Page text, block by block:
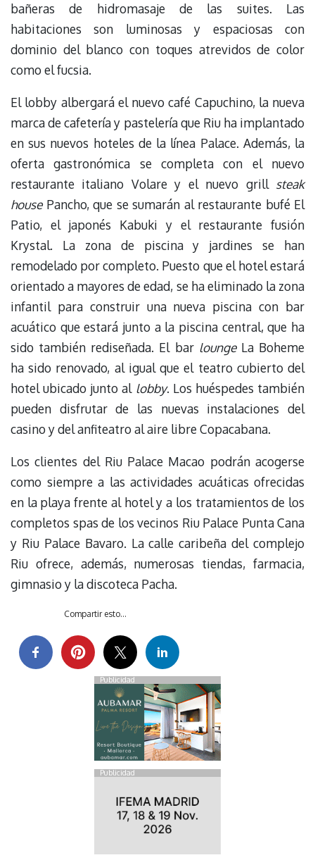
bañeras de hidromasaje de las suites. Las
habitaciones son luminosas y espaciosas con
dominio del blanco con toques atrevidos de color
como el fucsia.
El lobby albergará el nuevo café Capuchino, la nueva
marca de cafetería y pastelería que Riu ha implantado
en sus nuevos hoteles de la línea Palace. Además, la
oferta gastronómica se completa con el nuevo
restaurante italiano Volare y el nuevo grill steak
housePancho, que se sumarán al restaurante bufé El
Patio, el japonés Kabuki y el restaurante fusión
Krystal. La zona de piscina y jardines se han
remodelado por completo. Puesto que el hotel estará
orientado a mayores de edad, se ha eliminado la zona
infantil para construir una nueva piscina con bar
acuático que estará junto a la piscina central, que ha
sido también rediseñada. El bar loungeLa Boheme
ha sido renovado, al igual que el teatro cubierto del
hotel ubicado junto al lobby. Los huéspedes también
pueden disfrutar de las nuevas instalaciones del
casino y del anfiteatro al aire libre Copacabana.
Los clientes del Riu Palace Macao podrán acogerse
como siempre a las actividades acuáticas ofrecidas
en la playa frente al hotel y a los tratamientos de los
completos spas de los vecinos Riu Palace Punta Cana
y Riu Palace Bavaro. La calle caribeña del complejo
Riu ofrece, además, numerosas tiendas, farmacia,
gimnasio y la discoteca Pacha.
Compartir esto...
Publicidad
Publicidad